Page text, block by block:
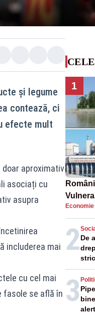
și legume
contează, ci
efecte mult
aproximativ
asociați cu
asupra
includerea mai
cu cel mai
fasole se află în
1
pune în
Economie·
2De
3